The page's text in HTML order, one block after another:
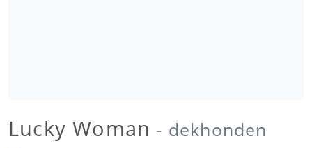
Lucky Woman - dekhonden